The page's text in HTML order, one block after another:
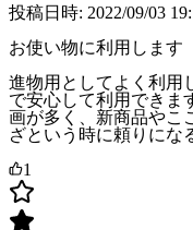
投稿日時: 2022/09/03
お使い物に利用します
進物用としてよく利用
で安心して利用できま
画が多く、新商品やこ
ざという時に頼りにな
1